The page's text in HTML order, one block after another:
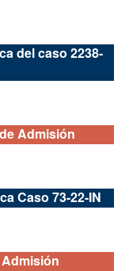
del caso 2238-
Admisión
Caso 73-22-IN